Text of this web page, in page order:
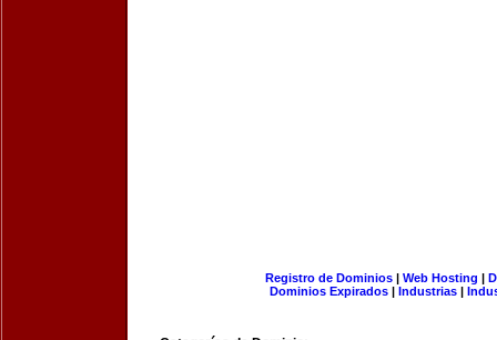
Registro de Dominios| Web Hosting |
Dominios Expirados | Industrias |